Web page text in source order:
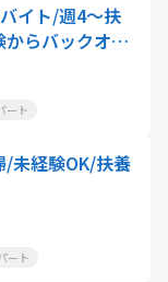
イト/週4～扶
らバックオフ
から徒歩1分
ート
未経験OK/扶養
ート